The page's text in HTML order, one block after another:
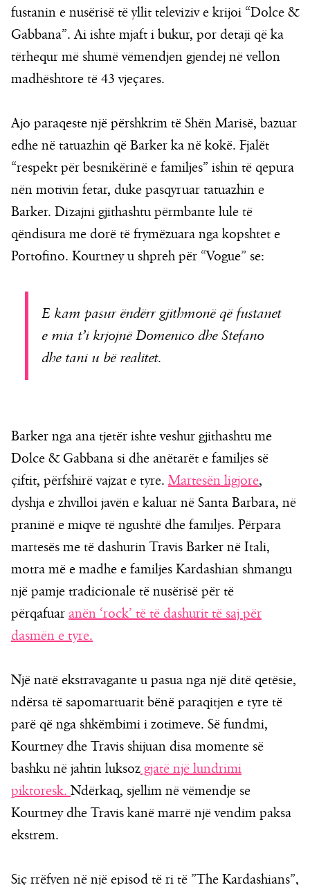
fustanin e nusërisë të yllit televiziv e krijoi “Dolce &
Gabbana”. Ai ishte mjaft i bukur, por detaji që ka
tërhequr më shumë vëmendjen gjendej në vellon
madhështore të 43 vjeçares.
Ajo paraqeste një përshkrim të Shën Marisë, bazuar
edhe në tatuazhin që Barker ka në kokë. Fjalët
“respekt për besnikërinë e familjes” ishin të qepura
nën motivin fetar, duke pasqyruar tatuazhin e
Barker. Dizajni gjithashtu përmbante lule të
qëndisura me dorë të frymëzuara nga kopshtet e
Portofino. Kourtney u shpreh për “Vogue” se:
E kam pasur ëndërr gjithmonë që fustanet
e mia t’i krjojnë Domenico dhe Stefano
dhe tani u bë realitet.
Barker nga ana tjetër ishte veshur gjithashtu me
Dolce & Gabbana si dhe anëtarët e familjes së
çiftit, përfshirë vajzat e tyre.Martesën ligjore,
dyshja e zhvilloi javën e kaluar në Santa Barbara, në
praninë e miqve të ngushtë dhe familjes. Përpara
martesës me të dashurin Travis Barker në Itali,
motra më e madhe e familjes Kardashian shmangu
një pamje tradicionale të nusërisë për të
përqafuar anën ‘rock’ të të dashurit të saj për
dasmën e tyre.
Një natë ekstravagante u pasua nga një ditë qetësie,
ndërsa të sapomartuarit bënë paraqitjen e tyre të
parë që nga shkëmbimi i zotimeve. Së fundmi,
Kourtney dhe Travis shijuan disa momente së
bashku në jahtin luksozgjatë një lundrimi
piktoresk.Ndërkaq, sjellim në vëmendje se
Kourtney dhe Travis kanë marrë një vendim paksa
ekstrem.
Siç rrëfyen në një episod të ri të ”The Kardashians”,